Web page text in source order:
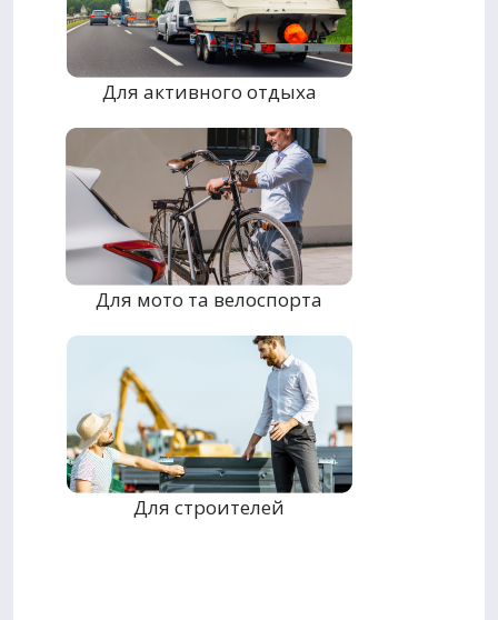
Для активного отдыха
Для мото та велоспорта
Для строителей